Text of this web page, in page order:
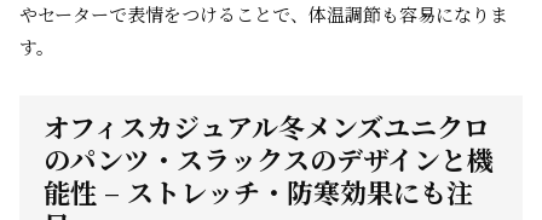
やセーターで表情をつけることで、体温調節も容易になりま
す。
オフィスカジュアル冬メンズユニクロ
のパンツ・スラックスのデザインと機
能性 – ストレッチ・防寒効果にも注